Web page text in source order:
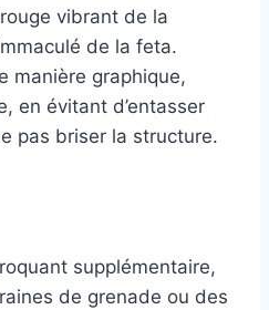
vibrant de la
de la feta.
manière graphique,
en évitant d’entasser
pas briser la structure.
supplémentaire,
de grenade ou des